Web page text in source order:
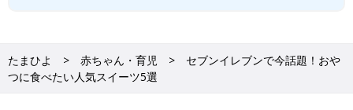
たまひよ 赤ちゃん・育児
セブンイレブンで今話題！おや
つに食べたい人気スイーツ5選